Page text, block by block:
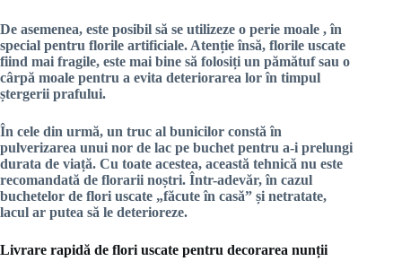
De asemenea, este posibil să se utilizeze o perie moale , în
special pentru florile artificiale. Atenție însă, florile uscate
fiind mai fragile, este mai bine să folosiți un pămătuf sau o
cârpă moale pentru a evita deteriorarea lor în timpul
ștergerii prafului.
În cele din urmă, un truc al bunicilor constă în
pulverizarea unui nor de lac pe buchet pentru a-i prelungi
durata de viață. Cu toate acestea, această tehnică nu este
recomandată de florarii noștri. Într-adevăr, în cazul
buchetelor de flori uscate „făcute în casă” și netratate,
lacul ar putea să le deterioreze.
Livrare rapidă de flori uscate pentru decorarea nunții